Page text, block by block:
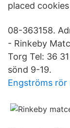
placed
08-363158.
- Rinkeby
Torg Tel: 36
sönd 9-19.
Engströms rör